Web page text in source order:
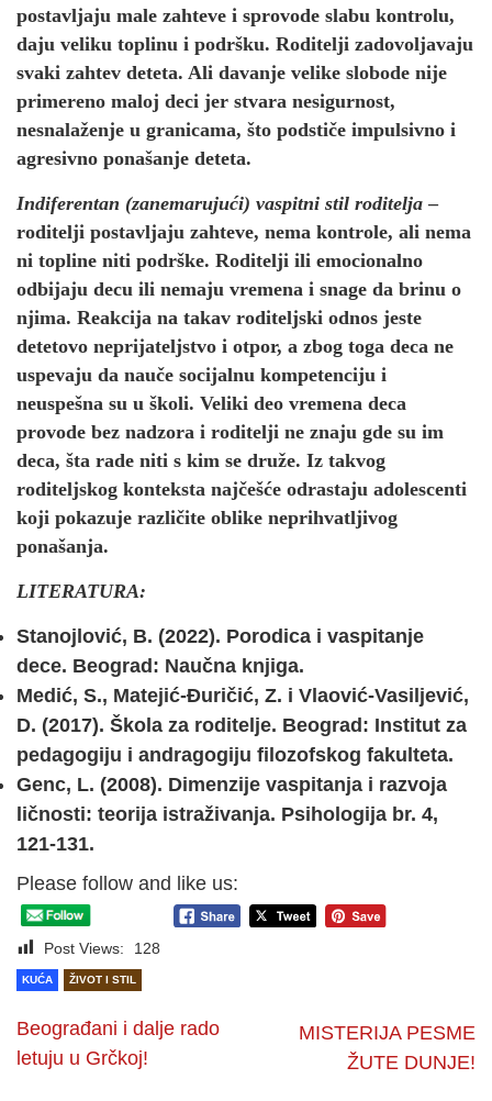
postavljaju male zahteve i sprovode slabu kontrolu,
daju veliku toplinu i podršku. Roditelji zadovoljavaju
svaki zahtev deteta. Ali davanje velike slobode nije
primereno maloj deci jer stvara nesigurnost,
nesnalaženje u granicama, što podstiče impulsivno i
agresivno ponašanje deteta.
Indiferentan (zanemarujući) vaspitni stil roditelja –
roditelji postavljaju zahteve, nema kontrole, ali nema
ni topline niti podrške. Roditelji ili emocionalno
odbijaju decu ili nemaju vremena i snage da brinu o
njima. Reakcija na takav roditeljski odnos jeste
detetovo neprijateljstvo i otpor, a zbog toga deca ne
uspevaju da nauče socijalnu kompetenciju i
neuspešna su u školi. Veliki deo vremena deca
provode bez nadzora i roditelji ne znaju gde su im
deca, šta rade niti s kim se druže. Iz takvog
roditeljskog konteksta najčešće odrastaju adolescenti
koji pokazuje različite oblike neprihvatljivog
ponašanja.
LITERATURA:
Stanojlović, B. (2022). Porodica i vaspitanje
dece. Beograd: Naučna knjiga.
Medić, S., Matejić-Đuričić, Z. i Vlaović-Vasiljević,
D. (2017). Škola za roditelje. Beograd: Institut za
pedagogiju i andragogiju filozofskog fakulteta.
Genc, L. (2008). Dimenzije vaspitanja i razvoja
ličnosti: teorija istraživanja. Psihologija br. 4,
121-131.
Please follow and like us:
Post Views: 128
KUĆA ŽIVOT I STIL
Beograđani i dalje rado
letuju u Grčkoj!
MISTERIJA PESME
ŽUTE DUNJE!